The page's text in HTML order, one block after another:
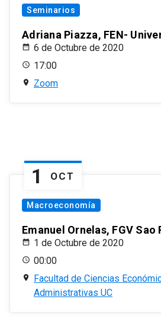
Seminarios
Adriana Piazza, FEN-
6 de Octubre de 2020
17:00
Zoom
1 OCT
Macroeconomía
Emanuel Ornelas, FGV Sao
1 de Octubre de 2020
00:00
Facultad de Ciencias
Administrativas UC